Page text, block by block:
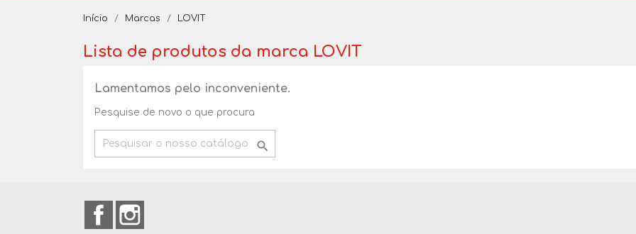
Início Marcas LOVIT
Lista de produtos da marca LOVIT
Lamentamos pelo inconveniente.
Pesquise de novo o que procura

Facebook